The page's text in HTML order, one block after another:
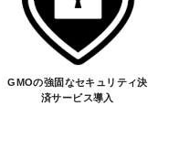
、
GMOの強固なセキュリティ決
済サービス導入